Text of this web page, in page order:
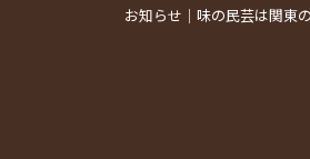
お知らせ｜味の民芸は関東